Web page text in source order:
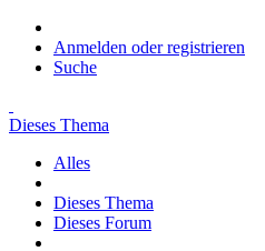
Anmelden oder registrieren
Suche
Dieses Thema
Alles
Dieses Thema
Dieses Forum